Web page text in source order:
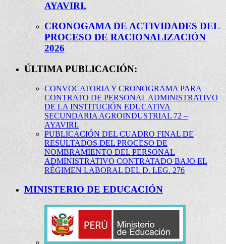
AYAVIRI.
CRONOGAMA DE ACTIVIDADES DEL
PROCESO DE RACIONALIZACIÓN
2026
ÚLTIMA PUBLICACIÓN:
CONVOCATORIA Y CRONOGRAMA PARA
CONTRATO DE PERSONAL ADMINISTRATIVO
DE LA INSTITUCIÓN EDUCATIVA
SECUNDARIA AGROINDUSTRIAL 72 –
AYAVIRI.
PUBLICACIÓN DEL CUADRO FINAL DE
RESULTADOS DEL PROCESO DE
NOMBRAMIENTO DEL PERSONAL
ADMINISTRATIVO CONTRATADO BAJO EL
RÉGIMEN LABORAL DEL D. LEG. 276
MINISTERIO DE EDUCACIÓN